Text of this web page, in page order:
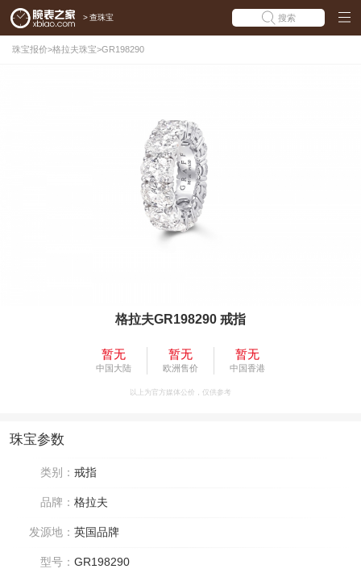
> 查珠宝 搜索
珠宝报价>格拉夫珠宝>GR198290
格拉夫GR198290 戒指
暂无
中国大陆
暂无
欧洲售价
暂无
中国香港
以上为官方媒体公价，仅供参考
珠宝参数
类别： 戒指
品牌： 格拉夫
发源地： 英国品牌
型号： GR198290